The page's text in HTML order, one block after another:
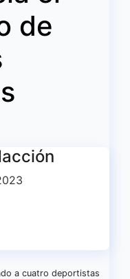
de
a cuatro deportistas